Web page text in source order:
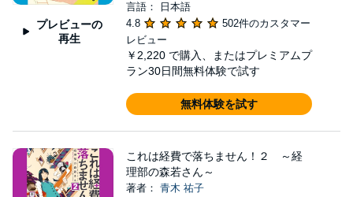
プレビューの
再生
言語： 日本語
4.8
502件のカスタマー
レビュー
￥2,220 で購入、またはプレミアムプ
ラン30日間無料体験で試す
無料体験を試す
これは経費で落ちません！２ ～経
理部の森若さん～
著者： 青木 祐子